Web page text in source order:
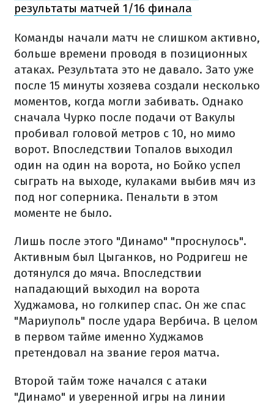
результаты матчей 1/16 финала
Команды начали матч не слишком активно,
больше времени проводя в позиционных
атаках. Результата это не давало. Зато уже
после 15 минуты хозяева создали несколько
моментов, когда могли забивать. Однако
сначала Чурко после подачи от Вакулы
пробивал головой метров с 10, но мимо
ворот. Впоследствии Топалов выходил
один на один на ворота, но Бойко успел
сыграть на выходе, кулаками выбив мяч из
под ног соперника. Пенальти в этом
моменте не было.
Лишь после этого "Динамо" "проснулось".
Активным был Цыганков, но Родригеш не
дотянулся до мяча. Впоследствии
нападающий выходил на ворота
Худжамова, но голкипер спас. Он же спас
"Мариуполь" после удара Вербича. В целом
в первом тайме именно Худжамов
претендовал на звание героя матча.
Второй тайм тоже начался с атаки
"Динамо" и уверенной игры на линии